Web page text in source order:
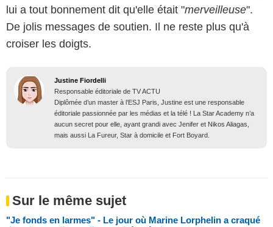
lui a tout bonnement dit qu'elle était "merveilleuse".
De jolis messages de soutien. Il ne reste plus qu'à
croiser les doigts.
Justine Fiordelli
Responsable éditoriale de TV ACTU
Diplômée d’un master à l’ESJ Paris, Justine est une responsable
éditoriale passionnée par les médias et la télé ! La Star Academy n’a
aucun secret pour elle, ayant grandi avec Jenifer et Nikos Aliagas,
mais aussi La Fureur, Star à domicile et Fort Boyard.
Sur le même sujet
"Je fonds en larmes" - Le jour où Marine Lorphelin a craqué